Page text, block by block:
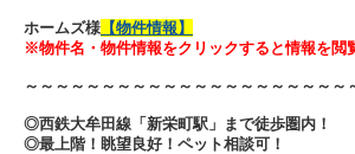
ホームズ様 【物件情報】
※物件名・物件情報をクリックすると情報を閲
～～～～～～～～～～～～～～～～～～～～～
◎西鉄大牟田線「新栄町駅」まで徒歩圏内！
◎最上階！眺望良好！ペット相談可！